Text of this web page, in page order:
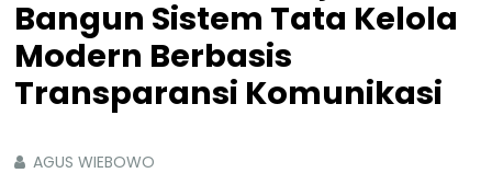
Bangun Sistem Tata Kelola
Modern Berbasis
Transparansi Komunikasi
AGUS WIEBOWO